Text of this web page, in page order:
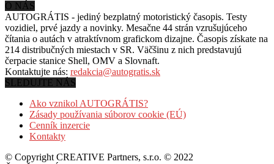
O NÁS
AUTOGRÁTIS - jediný bezplatný motoristický časopis. Testy
vozidiel, prvé jazdy a novinky. Mesačne 44 strán vzrušujúceho
čítania o autách v atraktívnom grafickom dizajne. Časopis získate na
214 distribučných miestach v SR. Väčšinu z nich predstavujú
čerpacie stanice Shell, OMV a Slovnaft.
Kontaktujte nás: redakcia@autogratis.sk
SLEDUJTE NÁS
Ako vznikol AUTOGRÁTIS?
Zásady používania súborov cookie (EÚ)
Cenník inzercie
Kontakty
© Copyright CREATIVE Partners, s.r.o. © 2022